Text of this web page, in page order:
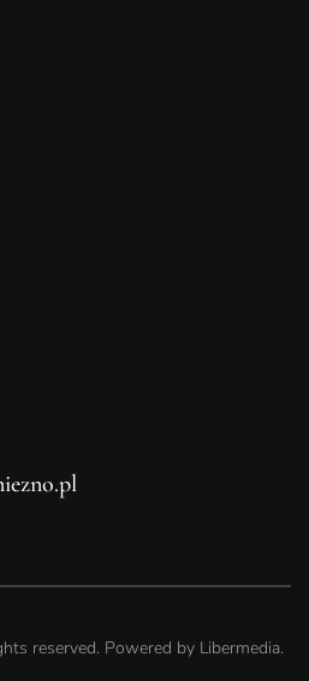
reserved. Powered by Libermedia.